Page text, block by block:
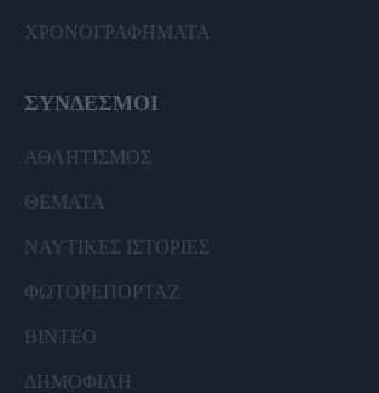
ΧΡΟΝΟΓΡΑΦΗΜΑΤΑ
ΣΥΝΔΕΣΜΟΙ
ΑΘΛΗΤΙΣΜΟΣ
ΘΕΜΑΤΑ
ΝΑΥΤΙΚΕΣ ΙΣΤΟΡΙΕΣ
ΦΩΤΟΡΕΠΟΡΤΑΖ
ΒΙΝΤΕΟ
ΔΗΜΟΦΙΛΗ